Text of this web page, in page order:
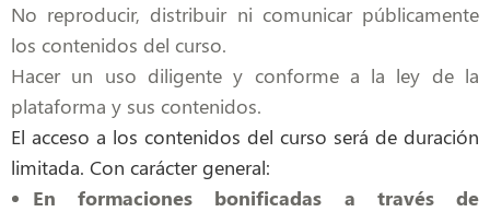
No reproducir, distribuir ni comunicar públicamente
los contenidos del curso.
Hacer un uso diligente y conforme a la ley de la
plataforma y sus contenidos.
El acceso a los contenidos del curso será de duración
limitada. Con carácter general:
En formaciones bonificadas a través de